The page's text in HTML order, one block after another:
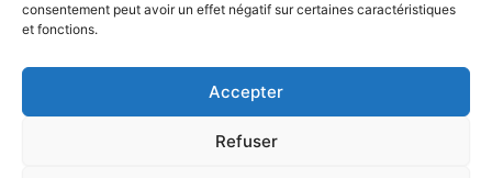
consentement peut avoir un effet négatif sur certaines caractéristiques
et fonctions.
Accepter
Refuser
Nouveau
Mon premier UNLOCK
! Histoires de canard